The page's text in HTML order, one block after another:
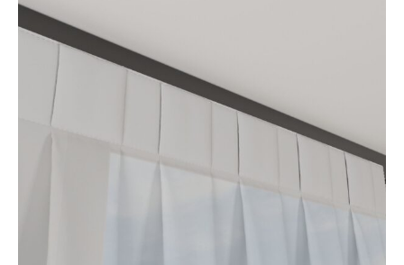
para
hostelería
colectividades:
seguridad,
elegancia